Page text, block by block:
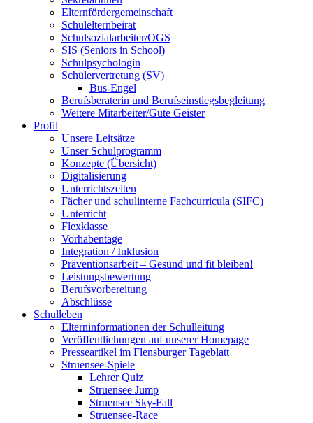
Elternfördergemeinschaft
Schulelternbeirat
Schulsozialarbeiter/OGS
SIS (Seniors in School)
Schulpsychologin
Schülervertretung (SV)
Bus-Engel
Berufsberaterin und Berufseinstiegsbegleitung
Weitere Mitarbeiter/Gute Geister
Profil
Unsere Leitsätze
Unser Schulprogramm
Konzepte (Übersicht)
Digitalisierung
Unterrichtszeiten
Fächer und schulinterne Fachcurricula (SIFC)
Unterricht
Flexklasse
Vorhabentage
Integration / Inklusion
Präventionsarbeit – Gesund und fit bleiben!
Leistungsbewertung
Berufsvorbereitung
Abschlüsse
Schulleben
Elterninformationen der Schulleitung
Veröffentlichungen auf unserer Homepage
Presseartikel im Flensburger Tageblatt
Struensee-Spiele
Lehrer Quiz
Struensee Jump
Struensee Sky-Fall
Struensee-Race